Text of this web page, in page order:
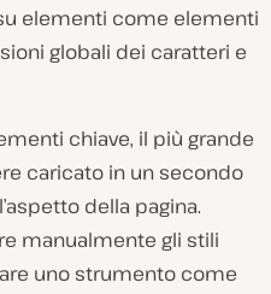
elementi come elementi
globali dei caratteri e
chiave, il più grande
caricato in un secondo
della pagina.
manualmente gli stili
uno strumento come